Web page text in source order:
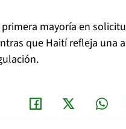
mayoría en
que Haití refleja una